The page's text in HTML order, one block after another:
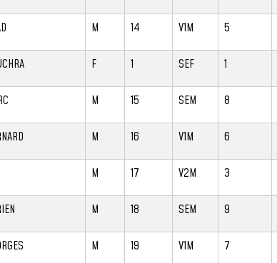
M 14 V1M 5
F 1 SEF 1
M 15 SEM 8
M 16 V1M 6
M 17 V2M 3
M 18 SEM 9
M 19 V1M 7